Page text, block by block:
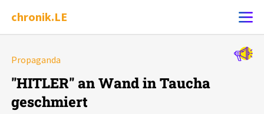
chronik.LE
Chronik
Propaganda
"HITLER" an Wand in Taucha
geschmiert
Alle Ereignisse
7502 Ereignisse
Ereignisse